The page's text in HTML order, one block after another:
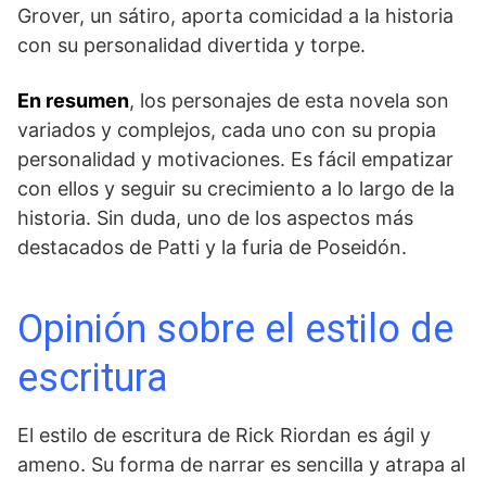
Grover, un sátiro, aporta comicidad a la historia
con su​ personalidad divertida y torpe.
En resumen, los personajes de esta novela son
variados y complejos, cada uno con su propia
personalidad y motivaciones. Es fácil empatizar
con ellos y seguir ⁤su crecimiento a ⁤lo largo de la
historia. Sin duda, uno de los ‍aspectos más
destacados de Patti y la furia de Poseidón.
Opinión​ sobre el estilo de
escritura
El estilo de escritura de Rick Riordan ​es ágil y
ameno. Su forma de narrar es sencilla y atrapa al